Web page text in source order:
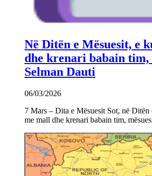
Në Ditën e Mësuesit, e
dhe krenari babain tim,
Selman Dauti
06/03/2026
7 Mars – Dita e Mësuesit Sot, në Ditën
me mall dhe krenari babain tim,